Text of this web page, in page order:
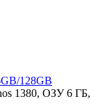
128GB
1380, ОЗУ 6 ГБ,